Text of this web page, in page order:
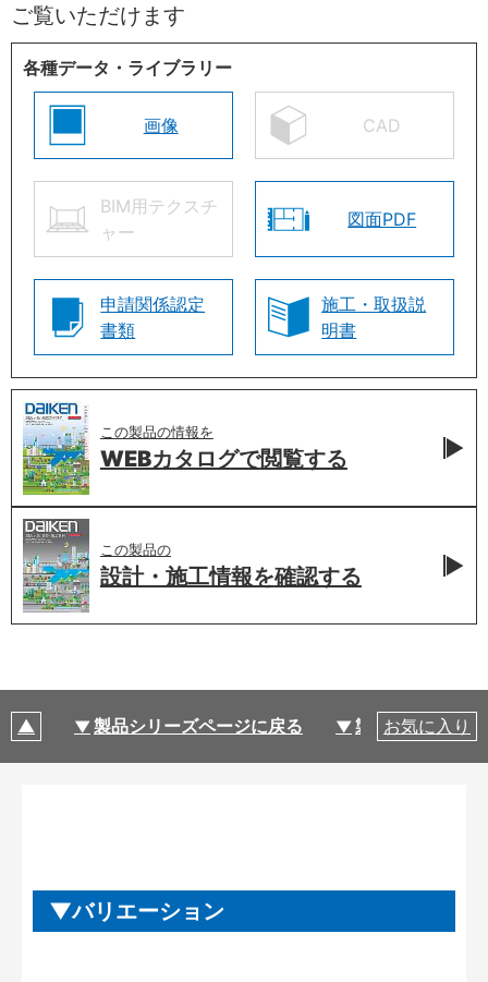
ご覧いただけます
各種データ・ライブラリー
画像 CAD
BIM用テクスチ
ャー
図面PDF
申請関係認定
書類
施工・取扱説
明書
この製品の情報を
WEBカタログで閲覧する
この製品の
設計・施工情報を確認する
製品シリーズページに戻る 製品仕様
お気に入り
バリエーション